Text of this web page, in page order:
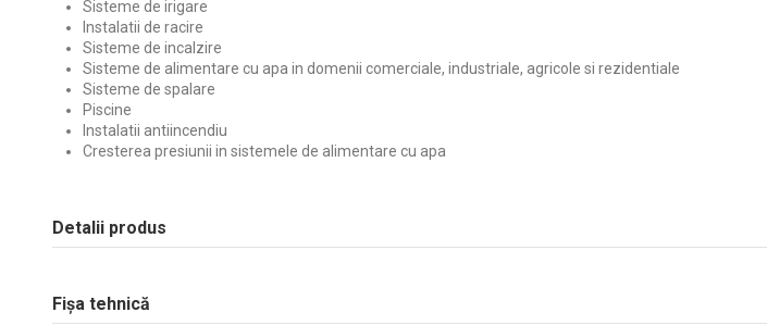
Sisteme de irigare
Instalatii de racire
Sisteme de incalzire
Sisteme de alimentare cu apa in domenii comerciale, industriale, agricole si rezidentiale
Sisteme de spalare
Piscine
Instalatii antiincendiu
Cresterea presiunii in sistemele de alimentare cu apa
Detalii produs
Fișa tehnică